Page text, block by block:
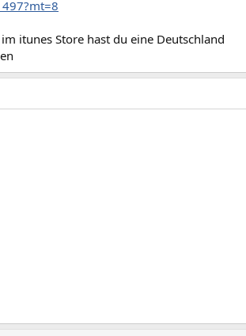
itunes Store hast du eine Deutschland